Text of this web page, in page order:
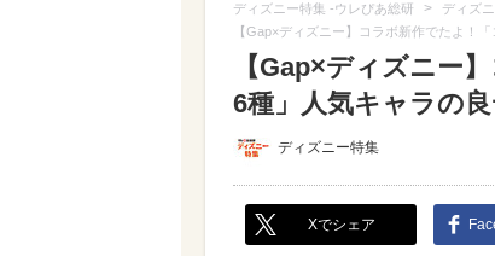
ディズニー特集 -ウレぴあ総研 > ディズ
【Gap×ディズニー】コラボ新作でたよ！
【Gap×ディズニー
6種」人気キャラの良
ディズニー特集
Xでシェア